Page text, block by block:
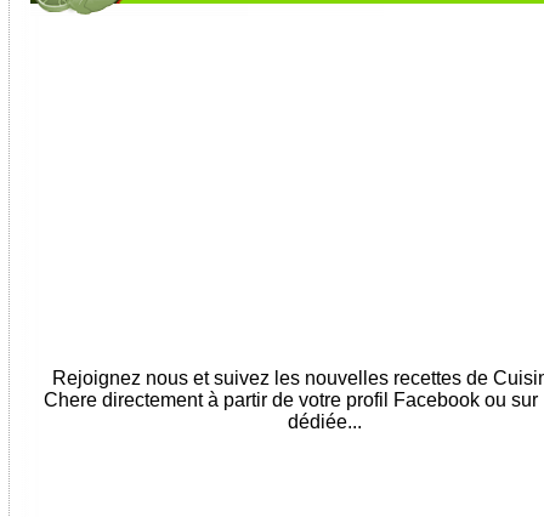
Rejoignez nous et suivez les nouvelles recettes de
Chere directement à partir de votre profil Facebook ou sur
dédiée...